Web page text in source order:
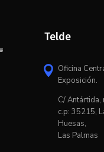
Telde
 Oficina
Exposición.
C/ Antártida,
c.p: 35215,
Huesas,
Las Palmas